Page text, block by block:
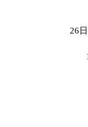
26